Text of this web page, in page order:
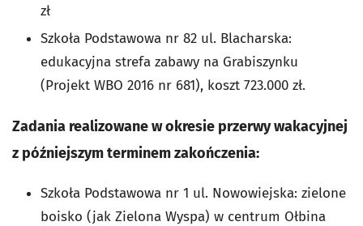
zł
Szkoła Podstawowa nr 82 ul. Blacharska:
edukacyjna strefa zabawy na Grabiszynku
(Projekt WBO 2016 nr 681), koszt 723.000 zł.
Zadania realizowane w okresie przerwy wakacyjnej
z późniejszym terminem zakończenia:
Szkoła Podstawowa nr 1 ul. Nowowiejska: zielone
boisko (jak Zielona Wyspa) w centrum Ołbina